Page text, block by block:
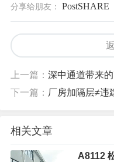
分享给朋友： PostSHARE
上一篇： 深中通道带来的
下一篇： 厂房加隔层≠违
相关文章
A8112